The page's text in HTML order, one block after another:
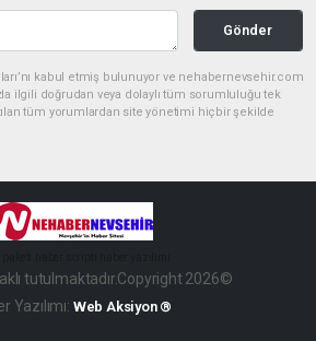
Gönder
kabul etmiş bulunuyor ve nehabernevsehir.com
ilgili doğrudan veya dolaylı tüm sorumluluğu tek
tüm yorumlardan site yönetimi hiçbir şekilde
tutulmaktadır.Copyright 2026©
Yazılımı: Web Aksiyon ®